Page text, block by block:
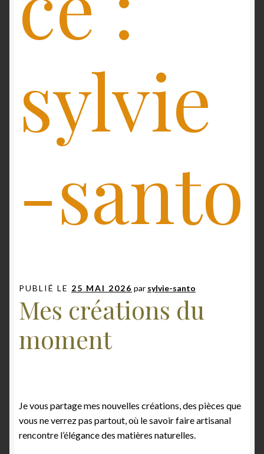
sylvie
-santo
PUBLIÉ LE 25 MAI 2026 par sylvie-santo
Mes créations du
moment
Je vous partage mes nouvelles créations, des pièces que
vous ne verrez pas partout, où le savoir faire artisanal
rencontre l’élégance des matières naturelles.